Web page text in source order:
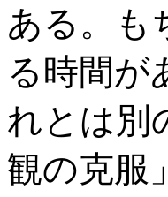
ある。も
る時間が
れとは別
観の克服